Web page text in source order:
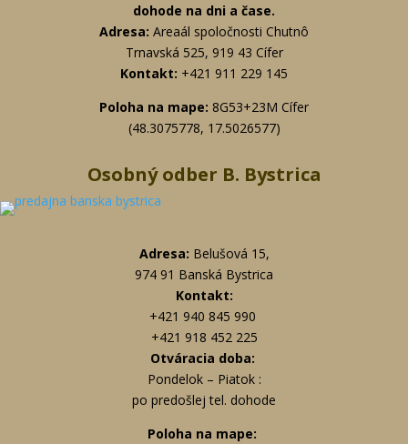
dohode na dni a čase.
Adresa: Areaál spoločnosti Chutnô
Trnavská 525, 919 43 Cífer
Kontakt: +421 911 229 145
Poloha na mape: 8G53+23M Cífer
(48.3075778, 17.5026577)
Osobný odber B. Bystrica
Adresa: Belušová 15,
974 91 Banská Bystrica
Kontakt:
+421 940 845 990
+421 918 452 225
Otváracia doba:
Pondelok – Piatok :
po predošlej tel. dohode
Poloha na mape: